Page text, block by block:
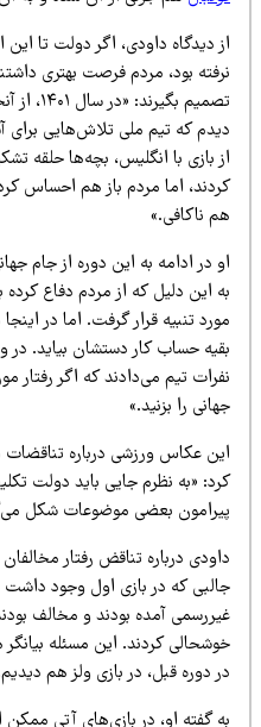
دیدگاه داودی، اگر دولت تا این
بود، مردم فرصت بهتری داشتند تا
تصمیم بگیرند: «در
که تیم ملی تلاش‌هایی برای آشتی
بازی با انگلیس، بچه‌ها حلقه تشکیل
اما مردم باز هم احساس کردند
ناکافی.»
در ادامه به این دوره از جام جهانی ۲۰۲۶ اشاره کرد:
این دلیل که از مردم دفاع کرده
تنبیه قرار گرفت. اما در اینجا هم
حساب کار دستشان بیاید. در واقع،
تیم می‌دادند که اگر رفتار مورد
را بزنید.»
عکاس ورزشی درباره تناقضات
«به نظرم جایی باید دولت تکلیف
بعضی موضوعات شکل می‌گیرد،
درباره تناقض رفتار مخالفان
که در بازی اول وجود داشت این
آمده بودند و مخالف بودند،
کردند. این مسئله بیانگر
دوره قبل، در بازی ولز هم دیدیم.»
گفته او، در بازی‌های آتی ممکن